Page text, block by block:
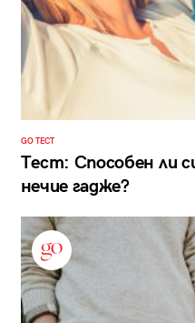
GO ТЕСТ
Тест: Способен ли
нечие гадже?